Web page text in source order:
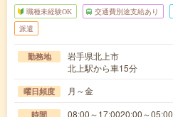
職種未経験OK 交通費別途支給あり
派遣
勤務地
岩手県北上市
北上駅から車15分
曜日頻度 月～金
時間 08:00～17:0020:00～